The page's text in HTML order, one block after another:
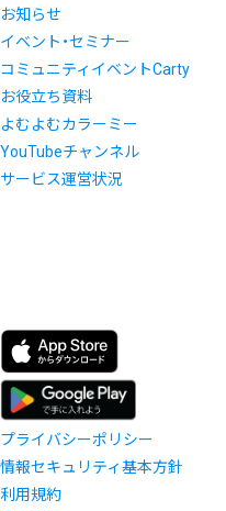
お知らせ
イベント・セミナー
コミュニティイベントCarty
お役立ち資料
よむよむカラーミー
YouTubeチャンネル
サービス運営状況
プライバシーポリシー
情報セキュリティ基本方針
利用規約